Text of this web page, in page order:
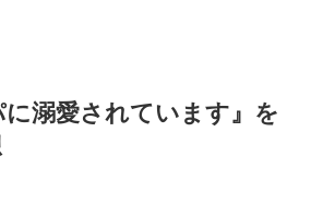
に溺愛されています』を